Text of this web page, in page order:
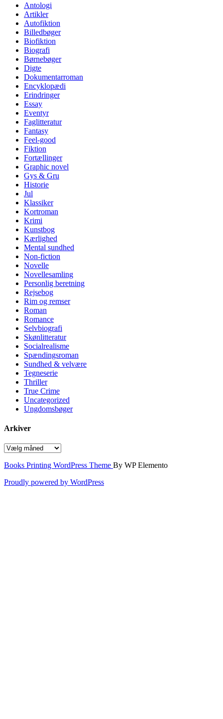
Antologi
Artikler
Autofiktion
Billedbøger
Biofiktion
Biografi
Børnebøger
Digte
Dokumentarroman
Encyklopædi
Erindringer
Essay
Eventyr
Faglitteratur
Fantasy
Feel-good
Fiktion
Fortællinger
Graphic novel
Gys & Gru
Historie
Jul
Klassiker
Kortroman
Krimi
Kunstbog
Kærlighed
Mental sundhed
Non-fiction
Novelle
Novellesamling
Personlig beretning
Rejsebog
Rim og remser
Roman
Romance
Selvbiografi
Skønlitteratur
Socialrealisme
Spændingsroman
Sundhed & velvære
Tegneserie
Thriller
True Crime
Uncategorized
Ungdomsbøger
Arkiver
Arkiver
Books Printing WordPress Theme By WP Elemento
Proudly powered by WordPress